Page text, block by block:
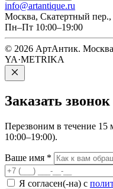
info@artantique.ru
Москва, Скатертный пер.,
Пн–Пт 10:00–19:00
© 2026 АртАнтик.
YA·METRIKA
Заказать звонок
Перезвоним в течение
10:00–19:00).
Ваше имя *
Я согласен(-на) с